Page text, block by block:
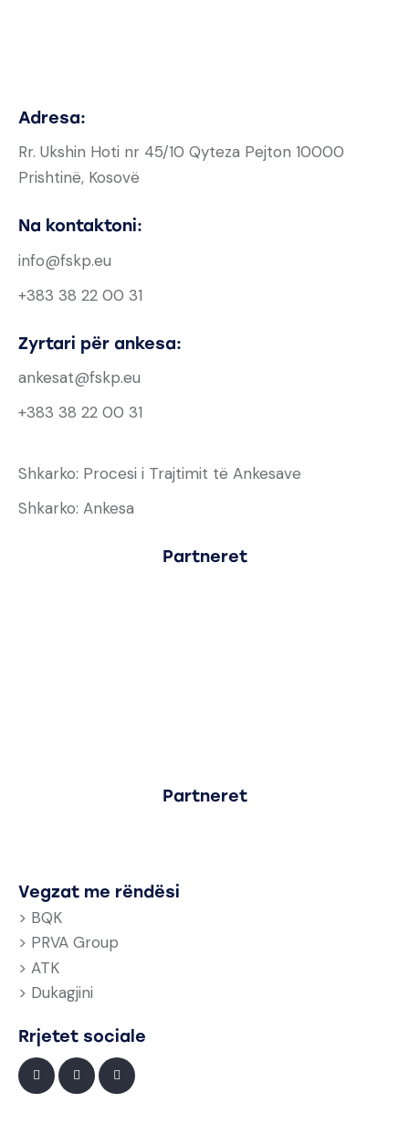
Adresa:
Rr. Ukshin Hoti nr 45/10 Qyteza Pejton 10000
Prishtinë, Kosovë
Na kontaktoni:
info@fskp.eu
+383 38 22 00 31
Zyrtari për ankesa:
ankesat@fskp.eu
+383 38 22 00 31
Shkarko: Procesi i Trajtimit të Ankesave
Shkarko: Ankesa
Partneret
Partneret
Vegzat me rëndësi
> BQK
> PRVA Group
> ATK
> Dukagjini
Rrjetet sociale